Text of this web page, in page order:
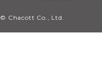
© Chacott Co., Ltd.